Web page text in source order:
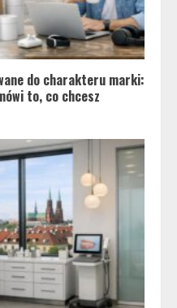
do charakteru marki:
to, co chcesz